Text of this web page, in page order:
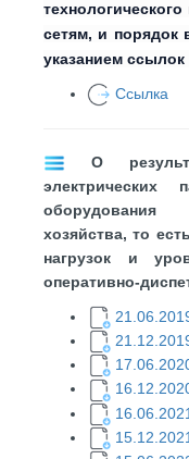
сетям, и порядок
указанием
Ссылка
О
электрических
оборудования
хозяйства, то
нагрузок и
оперативно-
16.06.2021​
15.12.2021